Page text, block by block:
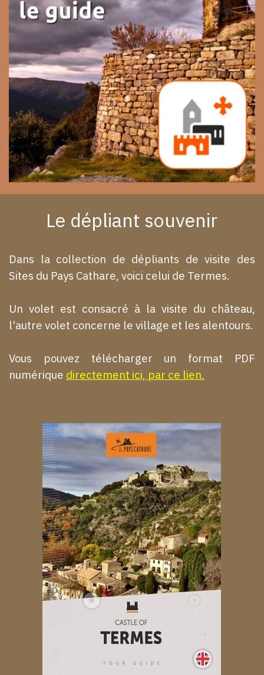
Le dépliant souvenir
Dans la collection de dépliants de visite des
Sites du Pays Cathare, voici celui de Termes.
Un volet est consacré à la visite du château,
l'autre volet concerne le village et les alentours.
Vous pouvez télécharger un format PDF
numérique directement ici, par ce lien.